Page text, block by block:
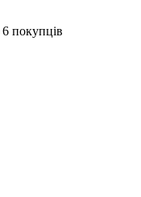
6 покупців